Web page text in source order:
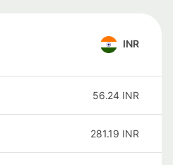
INR
56.24 INR
281.19 INR